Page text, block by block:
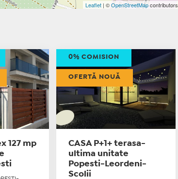
Leaflet| ©OpenStreetMapcontributors
127 mp
CASA P+1+ terasa-
ultima unitate
Popesti-Leordeni-
Scolii
0% COMISION
OFERTĂ NOUĂ